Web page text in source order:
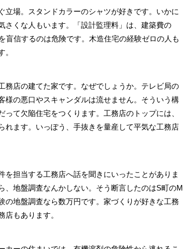
場。スタンドカラーのシャツが好きです。いかに
さくな人もいます。「設計監理料」は、建築費の
盲信するのは危険です。木造住宅の経験ゼロの人も
。
店の建てた家です。なぜでしょうか。テレビ局の
様の悪口やスキャンダルは流せません。そういう構
て欠陥住宅をつくります。工務店のトップには、
ます。いっぽう、手抜きを量産して平気な工務店
担当する工務店へ話を聞きにいったことがありま
地盤調査なんかしない。そう断言したのはS町のM
の地盤調査なら数万円です。家づくりが好きな工務
もあります。